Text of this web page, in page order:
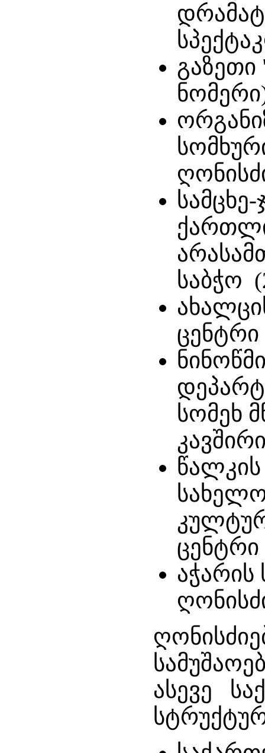
გაზეთი
საბჭო
ცენტრი
სომეხ
წალკის
ასევე